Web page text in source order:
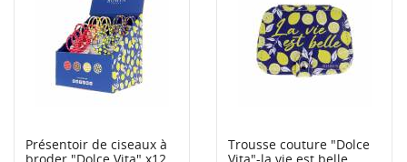
Présentoir de ciseaux à
Trousse couture "Dolce